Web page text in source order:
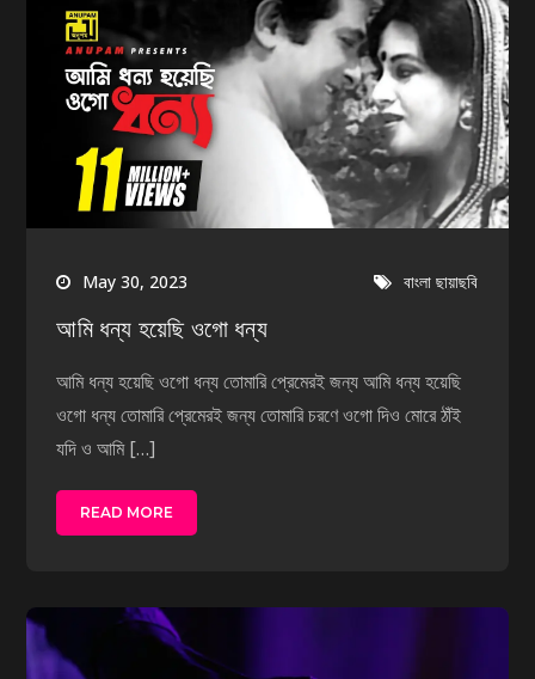
May 30, 2023 বাংলা ছায়াছবি
আমি ধন্য হয়েছি ওগো ধন্য
আমি ধন্য হয়েছি ওগো ধন্য তোমারি প্রেমেরই জন্য আমি ধন্য হয়েছি
ওগো ধন্য তোমারি প্রেমেরই জন্য তোমারি চরণে ওগো দিও মোরে ঠাঁই
যদি ও আমি […]
READ MORE